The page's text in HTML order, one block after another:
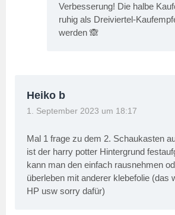
Verbesserung! Die halbe
ruhig als Dreiviertel-
werden 🙈
Heiko b
1. September 2023 um 18:17
Mal 1 frage zu dem 2. Schaukasten
ist der harry potter Hintergrund
kann man den einfach rausnehmen
überleben mit anderer klebefolie (das
HP usw sorry dafür)